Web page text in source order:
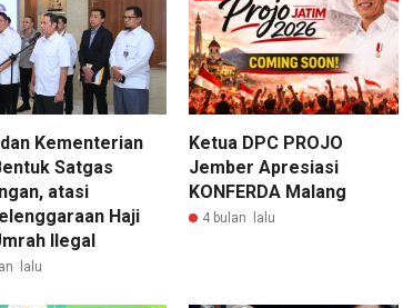
Kementerian
Satgas
atasi
Haji
Ilegal
lalu
Ketua DPC PROJO
Jember Apresiasi
KONFERDA Malang
4 bulan lalu